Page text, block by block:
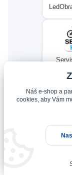
Náš e-shop a
cookies, aby Vám